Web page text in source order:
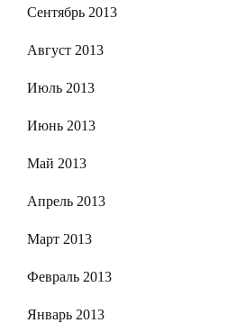
Сентябрь 2013
Август 2013
Июль 2013
Июнь 2013
Май 2013
Апрель 2013
Март 2013
Февраль 2013
Январь 2013